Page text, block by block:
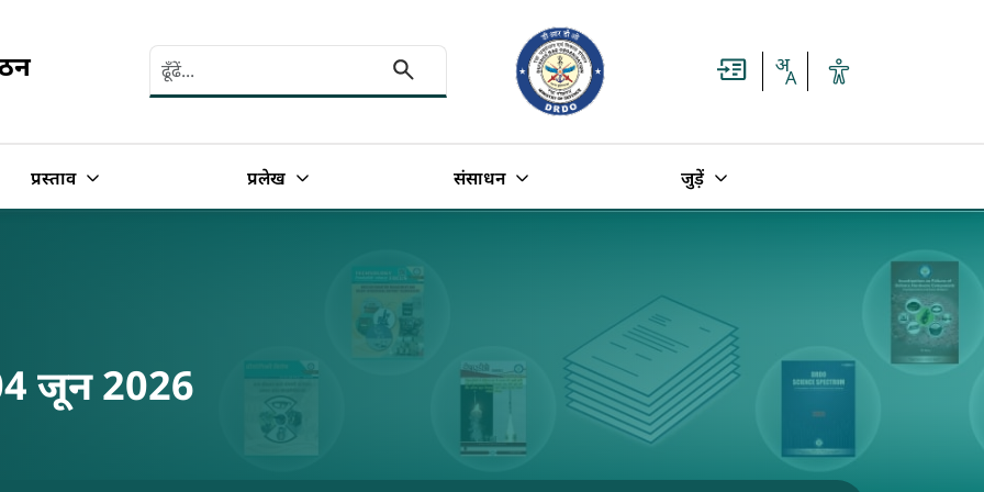
Search here
प्रस्ताव प्रलेख संसाधन जुड़ें
जून 2026